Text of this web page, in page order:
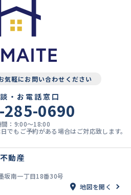
気軽にお問い合わせください
・お電話窓口
0690
間：9:00〜18:00
もご予約がある場合はご対応致します。
動産
坂南一丁目18番30号
地図を開く